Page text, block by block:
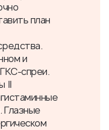
план
и
спреи.
II
Глазные